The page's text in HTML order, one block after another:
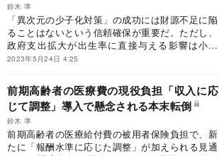
鈴木 準
「異次元の少子化対策」の成功には財源不足に陥
ることはないという信頼確保が重要だ。ただし、
政府支出拡大が出生率に直接与える影響は小さ
く、少子化には地域経済活性化による所得拡大な
2023年5月24日 4:25
前期高齢者の医療費の現役負担「収入に応
じて調整」導入で懸念される本末転倒
鈴木 準
前期高齢者の医療給付費の被用者保険負担で、新
たに「報酬水準に応じた調整」が加えられる見通